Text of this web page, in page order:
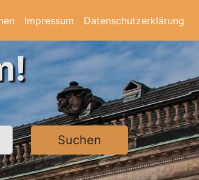
Impressum Datenschutzerklärung
Suchen